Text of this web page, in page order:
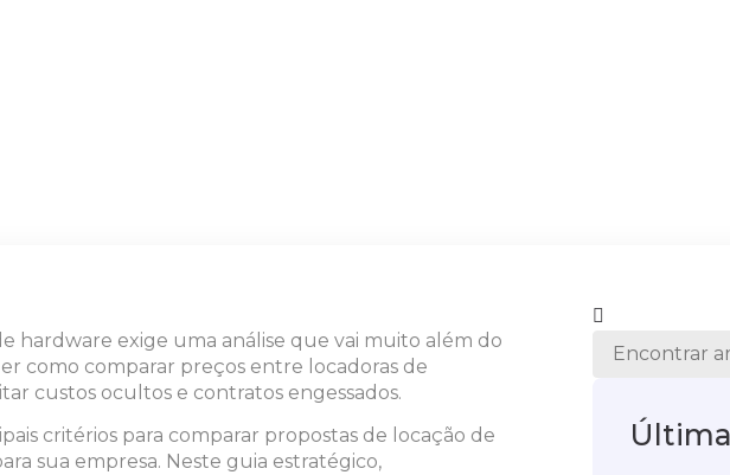
hardware exige uma análise que vai muito além do
como comparar preços entre locadoras de
custos ocultos e contratos engessados.
critérios para comparar propostas de locação de
sua empresa. Neste guia estratégico,